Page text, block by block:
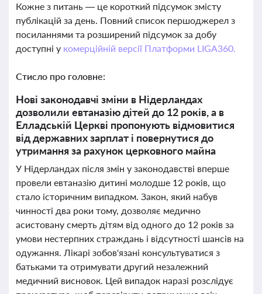
Кожне з питань — це короткий підсумок змісту
публікацій за день. Повний список першоджерел з
посиланнями та розширений підсумок за добу
доступні у комерційній версії Платформи LIGA360.
Стисло про головне:
Нові законодавчі зміни в Нідерландах
дозволили евтаназію дітей до 12 років, а в
Елладській Церкві пропонують відмовитися
від державних зарплат і повернутися до
утримання за рахунок церковного майна
У Нідерландах після змін у законодавстві вперше
провели евтаназію дитині молодше 12 років, що
стало історичним випадком. Закон, який набув
чинності два роки тому, дозволяє медично
асистовану смерть дітям від одного до 12 років за
умови нестерпних страждань і відсутності шансів на
одужання. Лікарі зобов'язані консультуватися з
батьками та отримувати другий незалежний
медичний висновок. Цей випадок наразі розслідує